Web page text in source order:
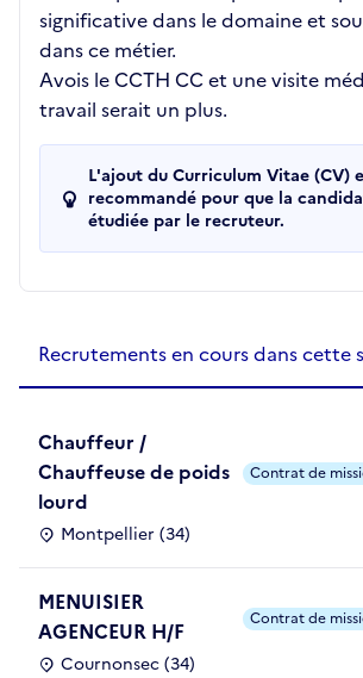
significative dans le domaine et
dans ce métier.
Avois le CCTH CC et une visite
travail serait un plus.
L'ajout du Curriculum Vitae (CV)
recommandé pour que la
étudiée par le recruteur.
Recrutements en cours dans cette
Chauffeur /
Chauffeuse de poids
lourd
Montpellier (34)
Contrat de
MENUISIER
AGENCEUR H/F
Cournonsec (34)
Contrat de